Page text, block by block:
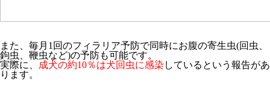
また、毎月1回のフィラリア予防で同時にお腹の寄生虫(回虫、
鉤虫、鞭虫など)の予防も可能です。
実際に、
成犬の約10％は犬回虫に感染 しているという報告があ
ります。